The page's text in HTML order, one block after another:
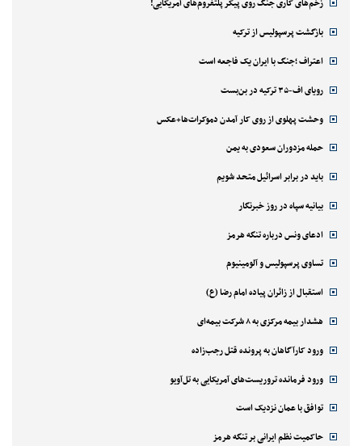
زخم‌های کاری جنگ روی پیکر پلتفروم‌های آمریکایی!
بازگشت پرسپولیس از ترکیه
اعتراف ؛جنگ با ایران یک فاجعه است
رویای اف-۳۵ ترکیه در بن‌بست
وحشت پهلوی از روی کار آمدن دموکرات‌ها+عکس
حمله مزدوران سعودی به یمن
باید در برابر اسرائیل متحد شویم
بیانیه سپاه در روز خبرنگار
ادعای ونس درباره تنگه هرمز
تساوی پرسپولیس و آلومینیوم
استقبال از زائران پیاده امام رضا (ع)
هشدار بیمه مرکزی به ۸ شرکت بیمه‌ای
ورود کارآگاهان به پرونده قتل رجب‌زاده
ورود فرمانده تروریست‌های آمریکایی به تل‌آویو
توافق با عمان نزدیک است
حاکمیت نظم ایرانی بر تنگه هرمز